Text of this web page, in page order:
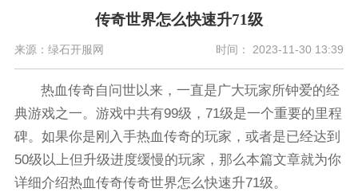
传奇世界怎么快速升71级
来源：绿石开服网 时间： 2023-11-30 13:39
热血传奇自问世以来，一直是广大玩家所钟爱的经
典游戏之一。游戏中共有99级，71级是一个重要的里程
碑。如果你是刚入手热血传奇的玩家，或者是已经达到
50级以上但升级进度缓慢的玩家，那么本篇文章就为你
详细介绍热血传奇传奇世界怎么快速升71级。